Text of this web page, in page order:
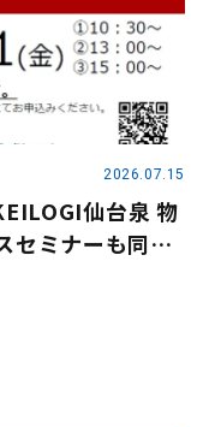
2026.07.15
仙台泉 物
セミナーも同時